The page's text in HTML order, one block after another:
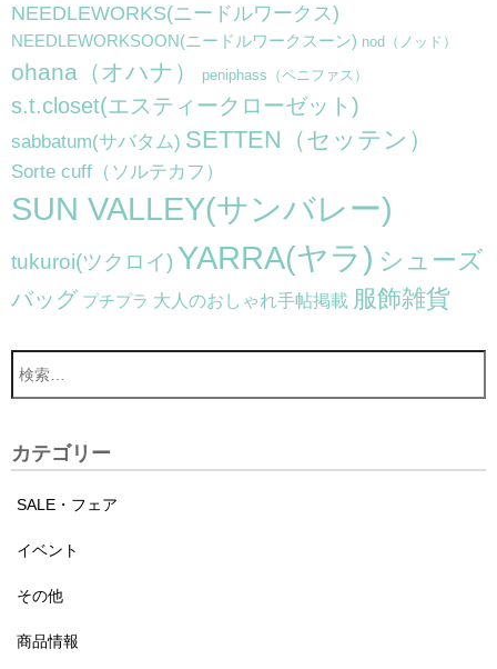
NEEDLEWORKS(ニードルワークス)
NEEDLEWORKSOON(ニードルワークスーン) nod（ノッド）
ohana（オハナ） peniphass（ペニファス）
s.t.closet(エスティークローゼット)
sabbatum(サバタム) SETTEN（セッテン）
Sorte cuff（ソルテカフ）
SUN VALLEY(サンバレー)
tukuroi(ツクロイ) YARRA(ヤラ) シューズ
バッグ プチプラ 大人のおしゃれ手帖掲載 服飾雑貨
カテゴリー
SALE・フェア
イベント
その他
商品情報